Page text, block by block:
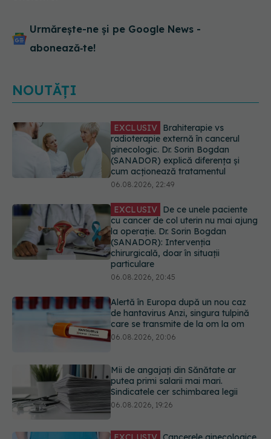
Urmărește-ne și pe Google News -
abonează‑te!
NOUTĂȚI
EXCLUSIV De ce unele paciente
cu cancer de col uterin nu mai ajung
la operație. Dr. Sorin Bogdan
(SANADOR): Intervenția
chirurgicală, doar în situații
particulare
Alertă în Europa după un nou caz
de hantavirus Anzi, singura tulpină
care se transmite de la om la om
06.08.2026, 20:06
putea primi salarii mai mari.
Sindicatele cer schimbarea legii
06.08.2026, 19:26
care pot fi tratate fără operație. Dr.
Sorin Bogdan (SANADOR): Chirurgia
este indicată doar punctual, pentru
anumite categorii de paciente